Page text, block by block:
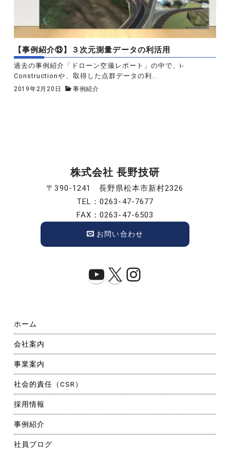
【事例紹介⑬】３次元測量データの利活用
過去の事例紹介「ドローン空撮レポート」の中で、i-
Constructionや、取得した点群データの利...
2019年2月20日 事例紹介
株式会社 長野技研
〒390-1241 長野県松本市新村2326
TEL：0263-47-7677
FAX：0263-47-6503
お問い合わせ
YouTube
X Instagram
ホーム
会社案内
事業案内
社会的責任（CSR）
採用情報
事例紹介
社員ブログ